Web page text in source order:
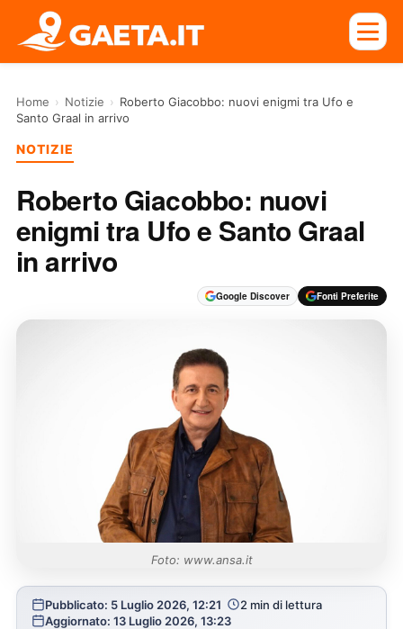
Home › Notizie › Roberto Giacobbo: nuovi enigmi tra Ufo e
Santo Graal in arrivo
NOTIZIE
Roberto Giacobbo: nuovi
enigmi tra Ufo e Santo Graal
in arrivo
Google Discover Fonti Preferite
Foto: www.ansa.it
Pubblicato: 5 Luglio 2026, 12:21
2 min di lettura
Aggiornato: 13 Luglio 2026, 13:23